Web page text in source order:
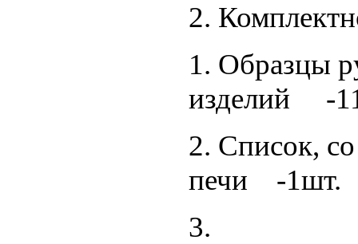
2.
1. Образцы
изделий -
2. Список,
печи -1шт.
3.